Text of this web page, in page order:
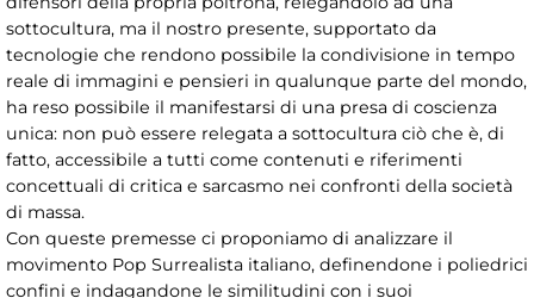
sottocultura, ma il nostro presente, supportato da
tecnologie che rendono possibile la condivisione in tempo
reale di immagini e pensieri in qualunque parte del mondo,
ha reso possibile il manifestarsi di una presa di coscienza
unica: non può essere relegata a sottocultura ciò che è, di
fatto, accessibile a tutti come contenuti e riferimenti
concettuali di critica e sarcasmo nei confronti della società
di massa.
Con queste premesse ci proponiamo di analizzare il
movimento Pop Surrealista italiano, definendone i poliedrici
confini e indagandone le similitudini con i suoi